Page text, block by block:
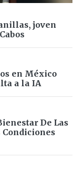
joven
en México
a la IA
De Las